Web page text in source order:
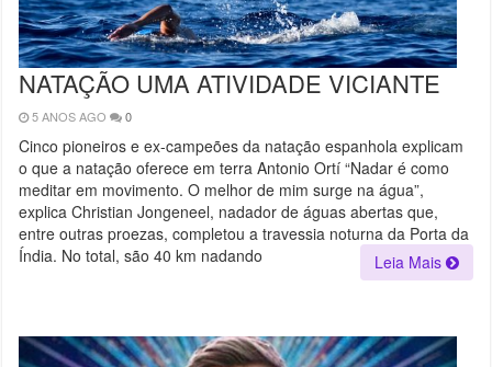
NATAÇÃO UMA ATIVIDADE VICIANTE
5 ANOS AGO 0
Cinco pioneiros e ex-campeões da natação espanhola explicam
o que a natação oferece em terra Antonio Ortí “Nadar é como
meditar em movimento. O melhor de mim surge na água”,
explica Christian Jongeneel, nadador de águas abertas que,
entre outras proezas, completou a travessia noturna da Porta da
Índia. No total, são 40 km nadando
Leia Mais